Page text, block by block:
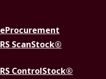
eProcurement
RS ScanStock®
RS ControlStock®